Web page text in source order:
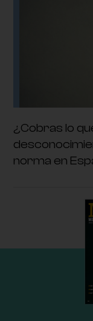
¿Cobras lo
norma en